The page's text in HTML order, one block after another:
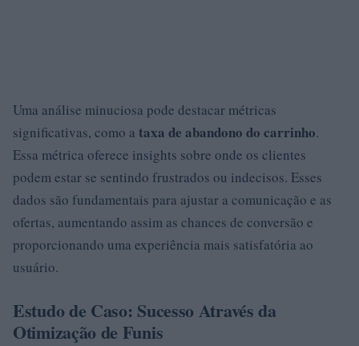
Uma análise minuciosa pode destacar métricas
significativas, como a taxa de abandono do carrinho.
Essa métrica oferece insights sobre onde os clientes
podem estar se sentindo frustrados ou indecisos. Esses
dados são fundamentais para ajustar a comunicação e as
ofertas, aumentando assim as chances de conversão e
proporcionando uma experiência mais satisfatória ao
usuário.
Estudo de Caso: Sucesso Através da
Otimização de Funis